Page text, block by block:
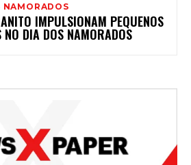
NAMORADOS
IMPULSIONAM PEQUENOS
NO DIA DOS NAMORADOS